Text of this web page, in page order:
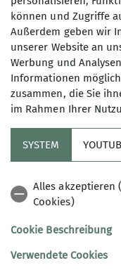
MTB Guide
MTB
SOBB
https://
können und Zugriffe
Außerdem geben wir
unserer Website an
Werbung und
Informationen
zusammen, die Sie
im Rahmen Ihrer
SYSTEM
Alles akzeptieren
Cookies)
Cookie Beschreibung
Verwendete Cookies